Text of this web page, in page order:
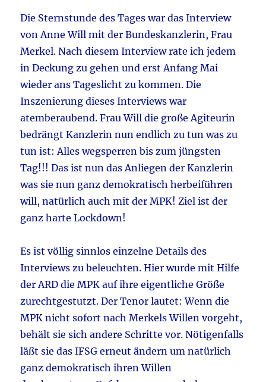
Die Sternstunde des Tages war das Interview
von Anne Will mit der Bundeskanzlerin, Frau
Merkel. Nach diesem Interview rate ich jedem
in Deckung zu gehen und erst Anfang Mai
wieder ans Tageslicht zu kommen. Die
Inszenierung dieses Interviews war
atemberaubend. Frau Will die große Agiteurin
bedrängt Kanzlerin nun endlich zu tun was zu
tun ist: Alles wegsperren bis zum jüngsten
Tag!!! Das ist nun das Anliegen der Kanzlerin
was sie nun ganz demokratisch herbeiführen
will, natürlich auch mit der MPK! Ziel ist der
ganz harte Lockdown!
Es ist völlig sinnlos einzelne Details des
Interviews zu beleuchten. Hier wurde mit Hilfe
der ARD die MPK auf ihre eigentliche Größe
zurechtgestutzt. Der Tenor lautet: Wenn die
MPK nicht sofort nach Merkels Willen vorgeht,
behält sie sich andere Schritte vor. Nötigenfalls
läßt sie das IFSG erneut ändern um natürlich
ganz demokratisch ihren Willen